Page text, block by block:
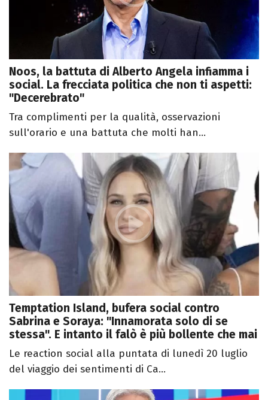
Noos, la battuta di Alberto Angela infiamma i
social. La frecciata politica che non ti aspetti:
"Decerebrato"
Tra complimenti per la qualità, osservazioni
sull'orario e una battuta che molti han...
Temptation Island, bufera social contro
Sabrina e Soraya: "Innamorata solo di se
stessa". E intanto il falò è più bollente che mai
Le reaction social alla puntata di lunedì 20 luglio
del viaggio dei sentimenti di Ca...